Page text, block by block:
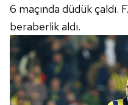
6 maçında düdük çaldı.
beraberlik aldı.